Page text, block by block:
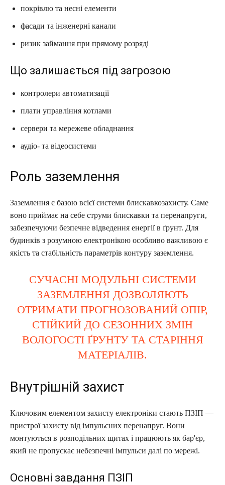
покрівлю та несні елементи
фасади та інженерні канали
ризик займання при прямому розряді
Що залишається під загрозою
контролери автоматизації
плати управління котлами
сервери та мережеве обладнання
аудіо- та відеосистеми
Роль заземлення
Заземлення є базою всієї системи блискавкозахисту. Саме
воно приймає на себе струми блискавки та перенапруги,
забезпечуючи безпечне відведення енергії в ґрунт. Для
будинків з розумною електронікою особливо важливою є
якість та стабільність параметрів контуру заземлення.
СУЧАСНІ МОДУЛЬНІ СИСТЕМИ
ЗАЗЕМЛЕННЯ ДОЗВОЛЯЮТЬ
ОТРИМАТИ ПРОГНОЗОВАНИЙ ОПІР,
СТІЙКИЙ ДО СЕЗОННИХ ЗМІН
ВОЛОГОСТІ ҐРУНТУ ТА СТАРІННЯ
МАТЕРІАЛІВ.
Внутрішній захист
Ключовим елементом захисту електроніки стають ПЗІП —
пристрої захисту від імпульсних перенапруг. Вони
монтуються в розподільних щитах і працюють як бар'єр,
який не пропускає небезпечні імпульси далі по мережі.
Основні завдання ПЗІП